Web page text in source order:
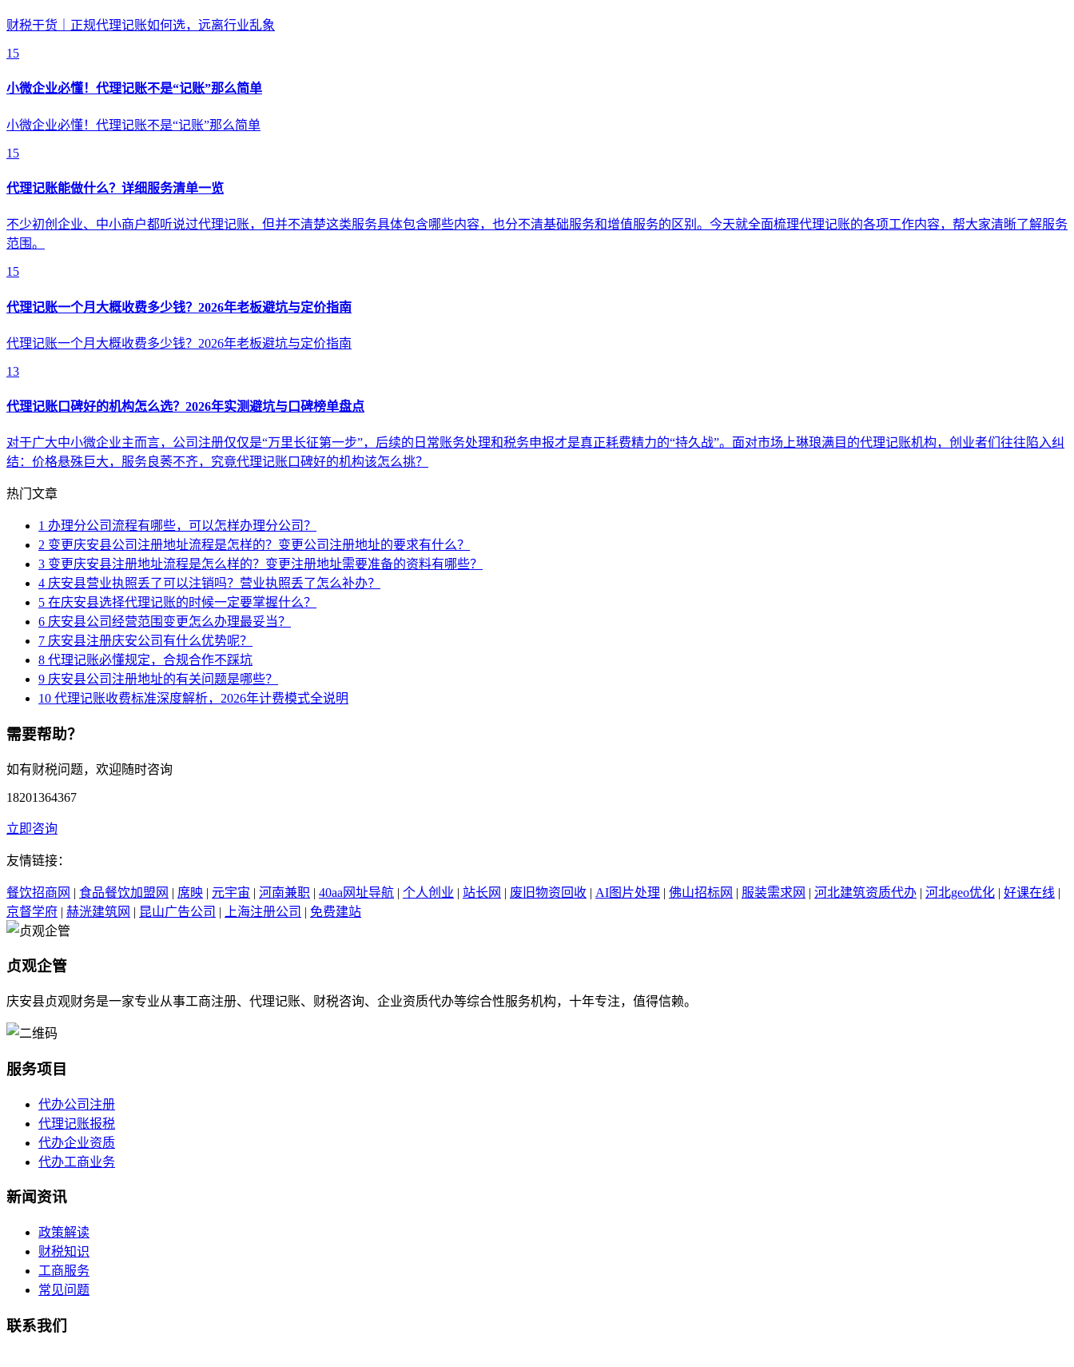
财税干货｜正规代理记账如何选，远离行业乱象
15
小微企业必懂！代理记账不是“记账”那么简单
小微企业必懂！代理记账不是“记账”那么简单
15
代理记账能做什么？详细服务清单一览
不少初创企业、中小商户都听说过代理记账，但并不清楚这类服务具体包含哪些内容，也分不清基础服务和增值服务的区别。今天就全面梳理代理记账的各项工作内容，帮大家清晰了解服务
范围。
15
代理记账一个月大概收费多少钱？2026年老板避坑与定价指南
代理记账一个月大概收费多少钱？2026年老板避坑与定价指南
13
代理记账口碑好的机构怎么选？2026年实测避坑与口碑榜单盘点
对于广大中小微企业主而言，公司注册仅仅是“万里长征第一步”，后续的日常账务处理和税务申报才是真正耗费精力的“持久战”。面对市场上琳琅满目的代理记账机构，创业者们往往陷入纠
结：价格悬殊巨大，服务良莠不齐，究竟代理记账口碑好的机构该怎么挑？
热门文章
1 办理分公司流程有哪些，可以怎样办理分公司？
2 变更庆安县公司注册地址流程是怎样的？变更公司注册地址的要求有什么？
3 变更庆安县注册地址流程是怎么样的？变更注册地址需要准备的资料有哪些？
4 庆安县营业执照丢了可以注销吗？营业执照丢了怎么补办？
5 在庆安县选择代理记账的时候一定要掌握什么？
6 庆安县公司经营范围变更怎么办理最妥当？
7 庆安县注册庆安公司有什么优势呢？
8 代理记账必懂规定，合规合作不踩坑
9 庆安县公司注册地址的有关问题是哪些？
10 代理记账收费标准深度解析，2026年计费模式全说明
需要帮助？
如有财税问题，欢迎随时咨询
18201364367
立即咨询
友情链接：
餐饮招商网 | 食品餐饮加盟网 | 席映 | 元宇宙 | 河南兼职 | 40aa网址导航 | 个人创业 | 站长网 | 废旧物资回收 | AI图片处理 | 佛山招标网 | 服装需求网 | 河北建筑资质代办 | 河北geo优化 | 好课在线 |
京督学府 | 赫洸建筑网 | 昆山广告公司 | 上海注册公司 | 免费建站
贞观企管
庆安县贞观财务是一家专业从事工商注册、代理记账、财税咨询、企业资质代办等综合性服务机构，十年专注，值得信赖。
服务项目
代办公司注册
代理记账报税
代办企业资质
代办工商业务
新闻资讯
政策解读
财税知识
工商服务
常见问题
联系我们